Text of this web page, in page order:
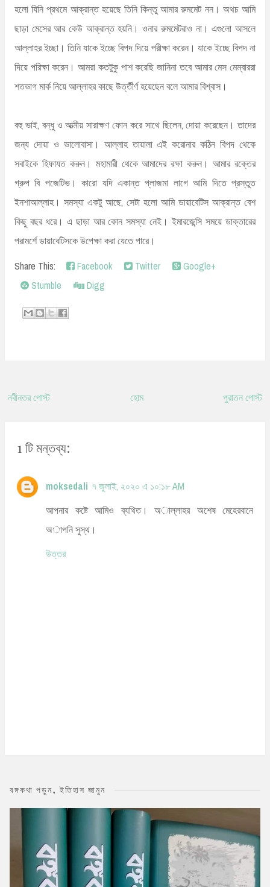
হলো যিনি প্রথমে আক্রান্ত হয়েছে তিনি কিন্তু আমার রুমমেট নন। অথচ আমি
ছাড়া মেসের আর কেউ আক্রান্ত হয়নি। ওনার রুমমেটরাও না। এগুলো আসলে
আল্লাহর ইচ্ছা। তিনি যাকে ইচ্ছে বিপদ দিয়ে পরীক্ষা করেন। যাকে ইচ্ছে বিপদ না
দিয়ে পরিক্ষা করেন। আমরা কতটুকু পাশ করেছি জানিনা তবে আমার মেস মেম্বাররা
শতভাগ মার্ক নিয়ে আল্লাহর কাছে উর্ত্তীর্ণ হয়েছেন বলে আমার বিশ্বাস।
বহু ভাই, বন্ধু ও আত্মীয় সারাক্ষণ ফোন করে সাথে ছিলেন, দোয়া করেছেন। তাদের
জন্য দোয়া ও ভালোবাসা। আল্লাহ তায়ালা এই করোনার কঠিন বিপদ থেকে
সবাইকে হিফাযত করুন। মহামারী থেকে আমাদের রক্ষা করুন। আমার রক্তের
গ্রুপ বি পজেটিভ। কারো যদি একান্ত প্লাজমা লাগে আমি দিতে প্রস্তুত
ইনশাআল্লাহ। সমস্যা একটু আছে, সেটা হলো আমি ডায়াবেটিস আক্রান্ত বেশ
কিছু বছর ধরে। এ ছাড়া আর কোন সমস্যা নেই। ইমারজেন্সি সময়ে ডাক্তারের
পরামর্শে ডায়াবেটিসকে উপেক্ষা করা যেতে পারে।
Share This:
Facebook Twitter
Google+
Stumble
Digg
নবীনতর পোস্ট পুরাতন পোস্ট
হোম
1 টি মন্তব্য:
moksedali ৭ জুলাই, ২০২০ এ ১০:১৮ AM
আপনার কষ্টে আমিও ব্যথিত। অাল্লাহর অশেষ মেহেরবানে
অাপনি সুস্থ।
উত্তর
বঙ্গকথা পড়ুন, ইতিহাস জানুন